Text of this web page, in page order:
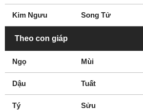
Kim Ngưu Song Tử
Theo con giáp
Ngọ Mùi
Dậu Tuất
Tý Sửu